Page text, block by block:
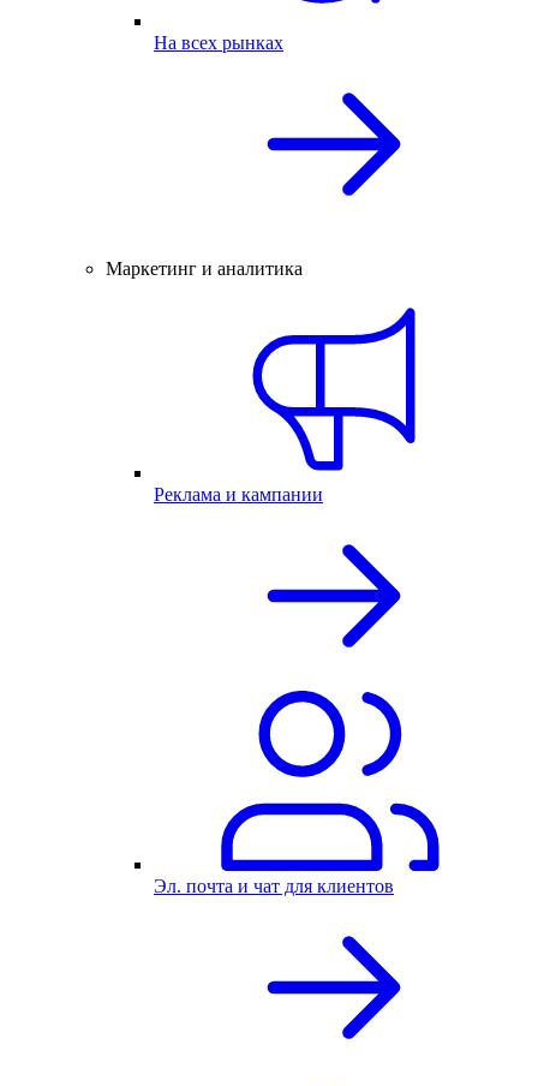
На всех рынках
Маркетинг и аналитика
Реклама и кампании
Эл. почта и чат для клиентов